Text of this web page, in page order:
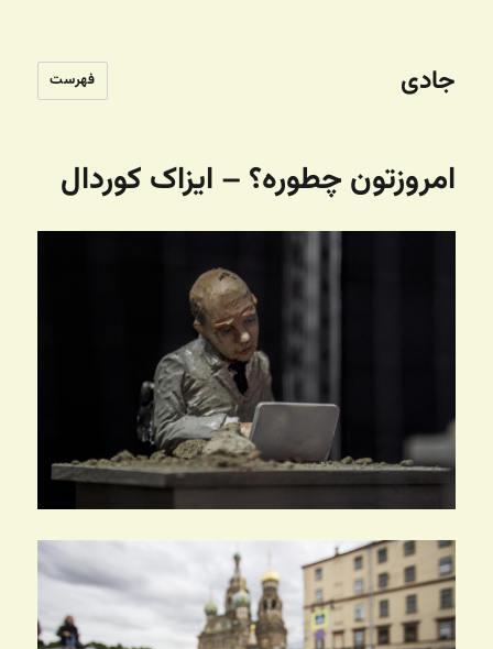
جادی فهرست
امروزتون چطوره؟ – ایزاک کوردال